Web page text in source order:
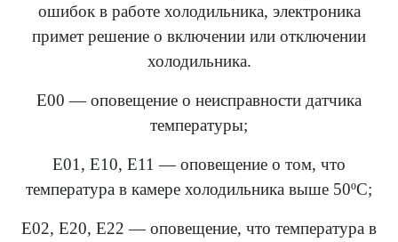
ошибок в работе холодильника, электроника
примет решение о включении или отключении
холодильника.
Е00 — оповещение о неисправности датчика
температуры;
Е01, Е10, Е11 — оповещение о том, что
температура в камере холодильника выше 50ºС;
Е02, Е20, Е22 — оповещение, что температура в